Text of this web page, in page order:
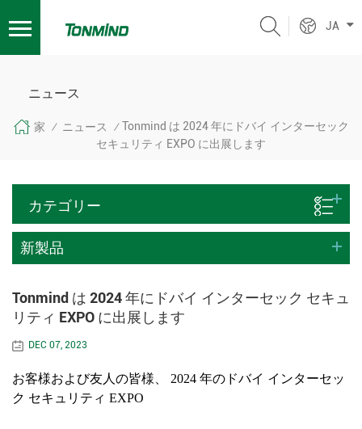
JA
ニュース
家 / ニュース / Tonmind は 2024 年にドバイ インターセック
セキュリティ EXPO に出展します
カテゴリー
新製品
Tonmind は 2024 年にドバイ インターセック セキュ
リティ EXPO に出展します
DEC 07, 2023
お客様および友人の皆様、 2024 年のドバイ インターセッ
ク セキュリティ EXPO